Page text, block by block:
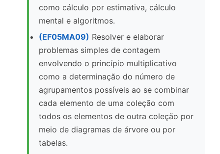
como cálculo por estimativa, cálculo
mental e algoritmos.
(EF05MA09) Resolver e elaborar
problemas simples de contagem
envolvendo o princípio multiplicativo
como a determinação do número de
agrupamentos possíveis ao se combinar
cada elemento de uma coleção com
todos os elementos de outra coleção por
meio de diagramas de árvore ou por
tabelas.